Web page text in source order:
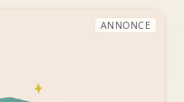
ANNONCE